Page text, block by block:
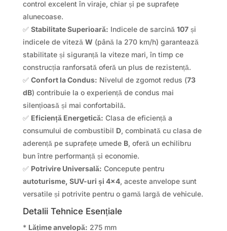
control excelent în viraje, chiar și pe suprafețe
alunecoase.
✅ Stabilitate Superioară: Indicele de sarcină 107și
indicele de viteză W (până la 270 km/h) garantează
stabilitate și siguranță la viteze mari, în timp ce
construcția ranforsată oferă un plus de rezistență.
✅ Confort la Condus: Nivelul de zgomot redus (73
dB) contribuie la o experiență de condus mai
silențioasă și mai confortabilă.
✅ Eficiență Energetică: Clasa de eficiență a
consumului de combustibil D, combinată cu clasa de
aderență pe suprafețe umede B, oferă un echilibru
bun între performanță și economie.
✅ Potrivire Universală: Concepute pentru
autoturisme, SUV-uri și 4×4, aceste anvelope sunt
versatile și potrivite pentru o gamă largă de vehicule.
Detalii Tehnice Esențiale
* Lățime anvelopă: 275 mm